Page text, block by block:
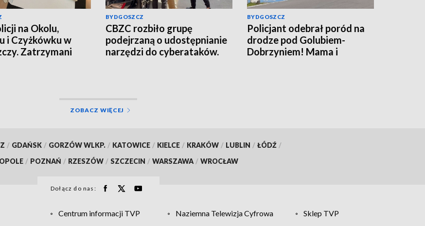
na Okolu,
i Czyżkówku w
Zatrzymani
BYDGOSZCZ
CBZC rozbiło grupę
podejrzaną o udostępnianie
narzędzi do cyberataków.
BYDGOSZCZ
Policjant odebrał poród na
drodze pod Golubiem-
Dobrzyniem! Mama i
ZOBACZ WIĘCEJ
/ GDAŃSK / GORZÓW WLKP. / KATOWICE / KIELCE / KRAKÓW / LUBLIN / ŁÓDŹ /
OPOLE / POZNAŃ / RZESZÓW / SZCZECIN / WARSZAWA / WROCŁAW
Dołącz do nas:
Centrum informacji TVP Naziemna Telewizja Cyfrowa
Sklep TVP